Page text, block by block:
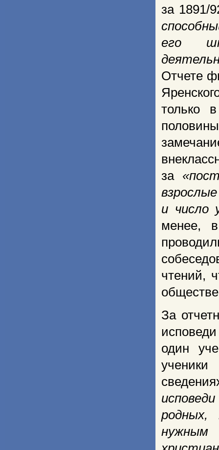
за 1891/
его
Отчете
только
за
и число
менее,
чтений,
За
один
родных,
нужным